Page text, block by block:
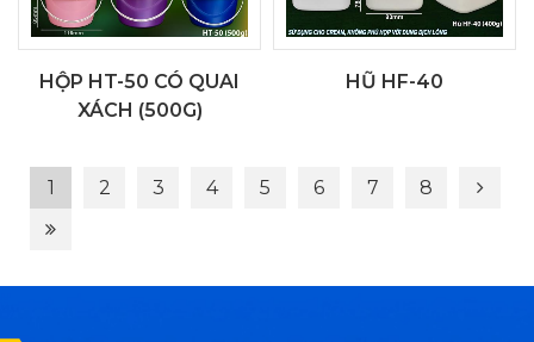
HỘP HT-50 CÓ QUAI
XÁCH (500G)
HŨ HF-40
1 2 3 4 5 6 7 8